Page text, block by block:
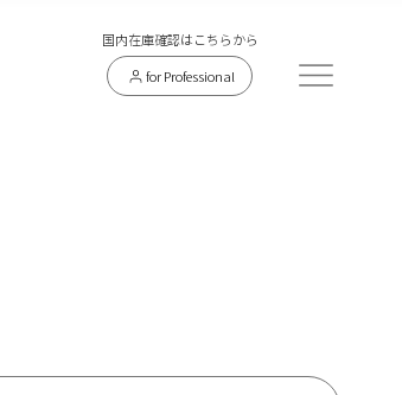
​国内在庫確認はこちらから
for Professional